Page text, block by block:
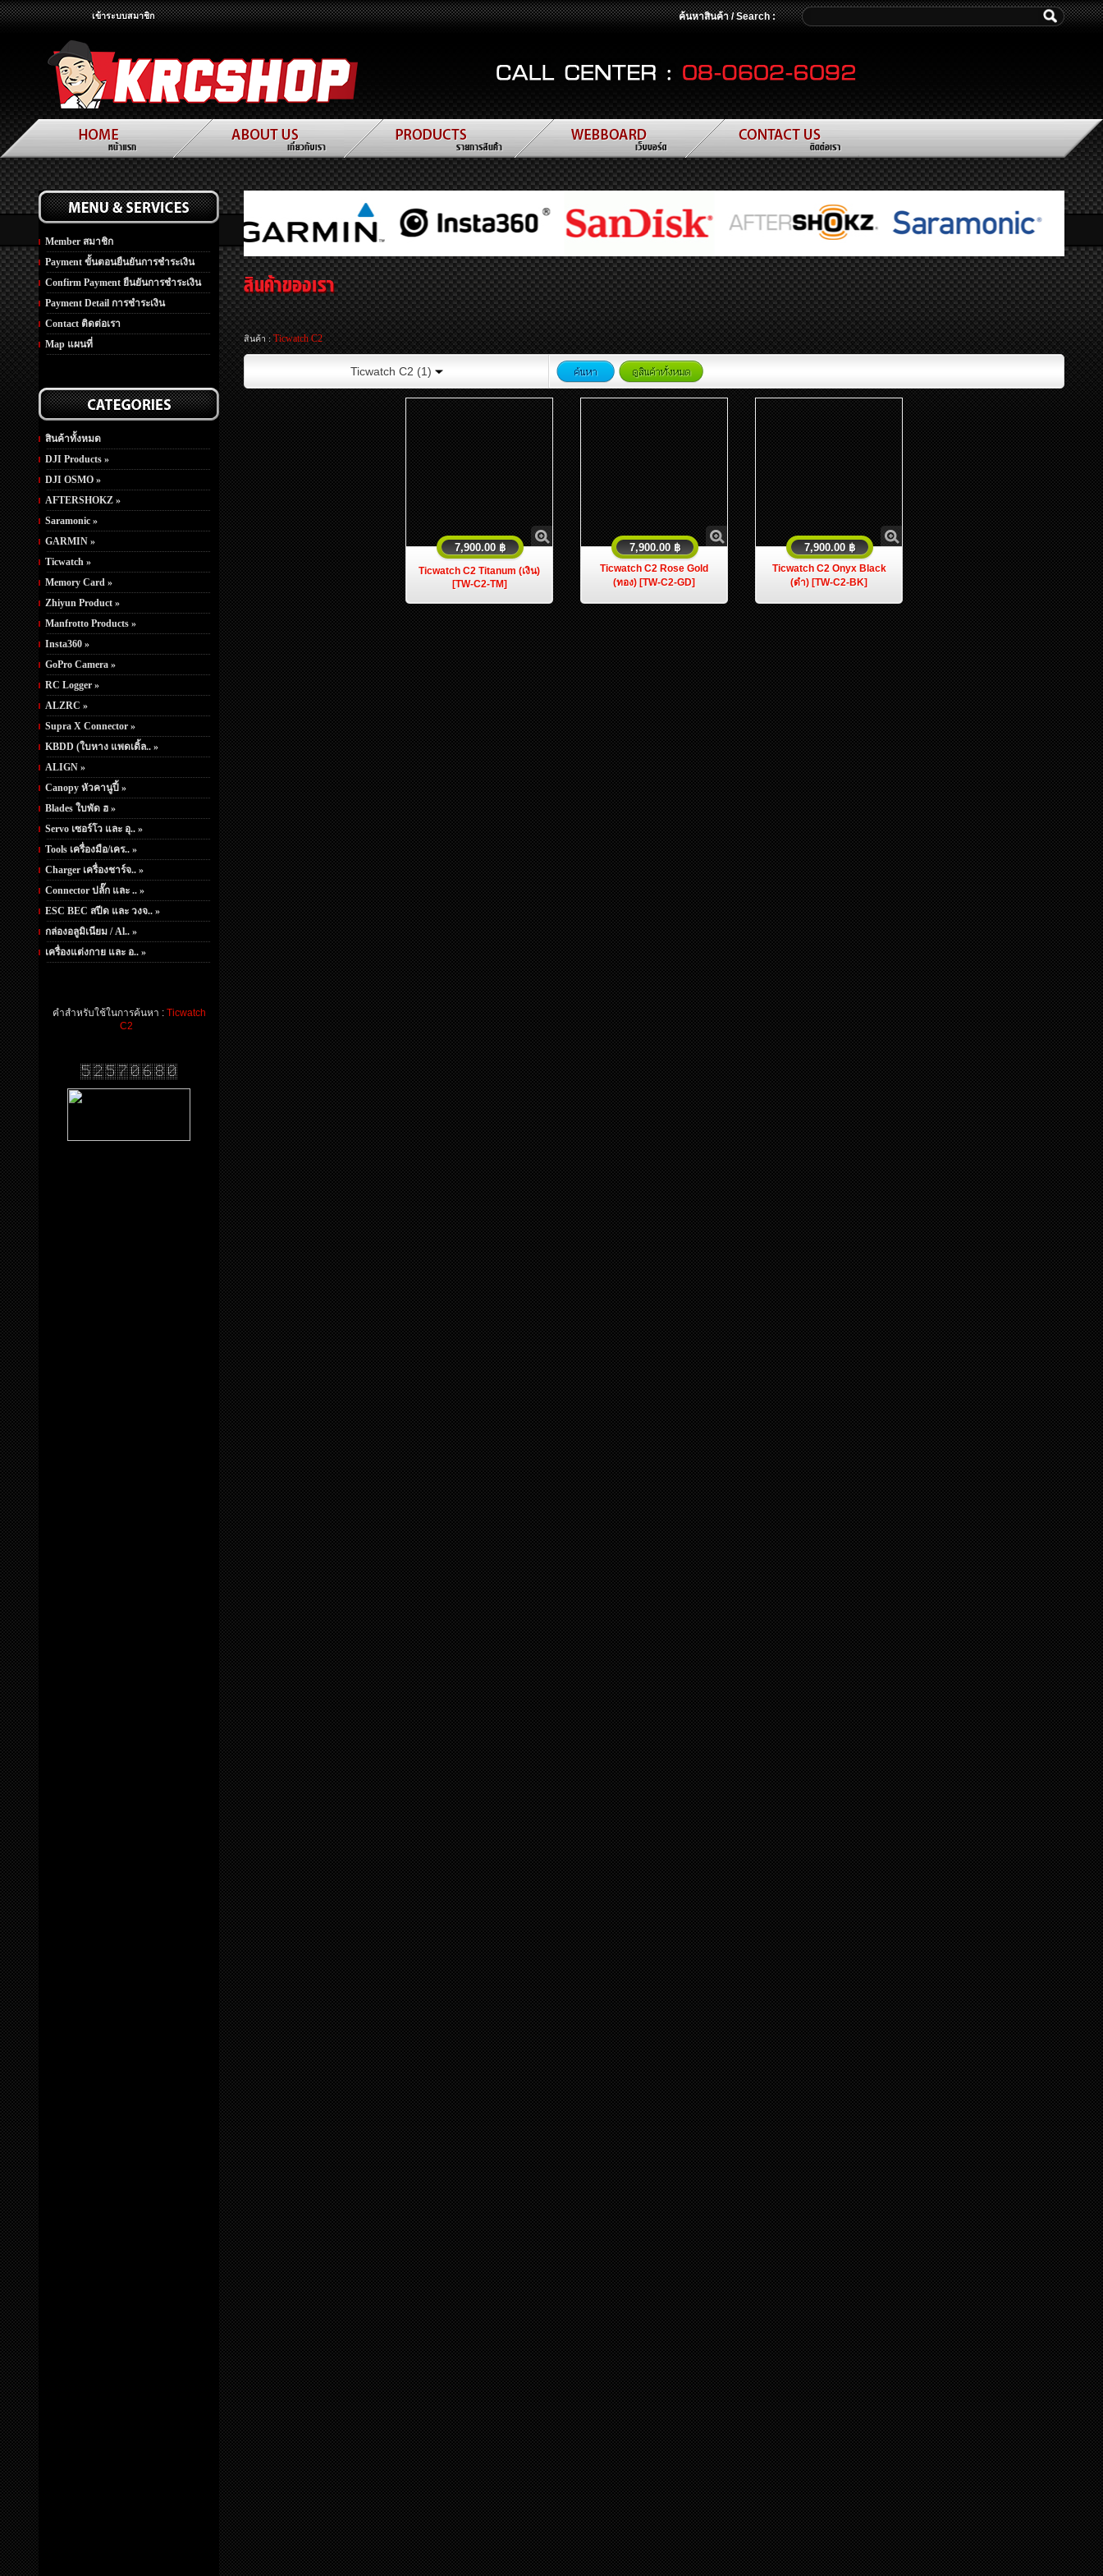
เข้าระบบสมาชิก ค้นหาสินค้า / Search :
Member สมาชิก
Payment ขั้นตอนยืนยันการชำระเงิน
Confirm Payment ยืนยันการชำระเงิน
Payment Detail การชำระเงิน
Contact ติดต่อเรา
Map แผนที่
สินค้าทั้งหมด
DJI Products »
DJI OSMO »
AFTERSHOKZ »
Saramonic »
GARMIN »
Ticwatch »
Memory Card »
Zhiyun Product »
Manfrotto Products »
Insta360 »
GoPro Camera »
RC Logger »
ALZRC »
Supra X Connector »
KBDD (ใบหาง แพดเดิ้ล.. »
ALIGN »
Canopy หัวคานูปี้ »
Blades ใบพัด ฮ »
Servo เซอร์โว และ อุ.. »
Tools เครื่องมือ/เคร.. »
Charger เครื่องชาร์จ.. »
Connector ปลั๊ก และ .. »
ESC BEC สปีด และ วงจ.. »
กล่องอลูมิเนียม / Al.. »
เครื่องแต่งกาย และ อ.. »
คำสำหรับใช้ในการค้นหา : Ticwatch
C2
สินค้า : Ticwatch C2
Ticwatch C2 (1)
7,900.00 ฿
Ticwatch C2 Titanum (เงิน)
[TW-C2-TM]
7,900.00 ฿
Ticwatch C2 Rose Gold
(ทอง) [TW-C2-GD]
7,900.00 ฿
Ticwatch C2 Onyx Black
(ดำ) [TW-C2-BK]